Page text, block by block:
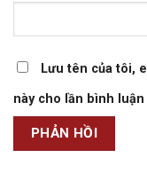
Lưu tên của tôi,
này cho lần bình